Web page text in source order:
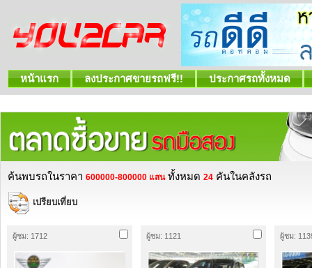
หน้าแรก ลงประกาศขายรถฟรี!! ประกาศรถทั้งหมด
ค้นพบรถในราคา 600000-800000 แสนทั้งหมด 24 คันในคลังรถ
เปรียบเที่ยบ
ผู้ชม: 1712 ผู้ชม: 1121 ผู้ชม: